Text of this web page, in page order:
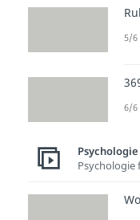
5/6
6/6
Psychologie
Psychologie